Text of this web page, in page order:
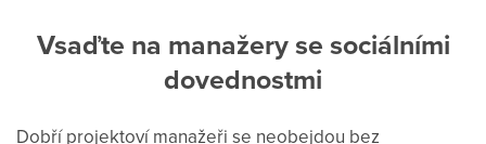
Vsaďte na manažery se sociálními
dovednostmi
Dobří projektoví manažeři se neobejdou bez